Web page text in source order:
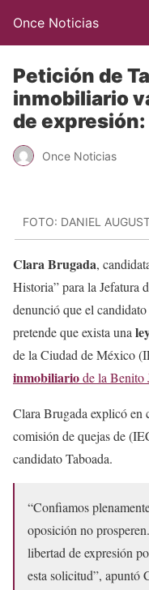
Once Noticias
Petición de
inmobiliario
de
Once Noticias
FOTO: DANIEL
Clara Brugada,
Historia” para la Jefatura
denunció que el
pretende que exista una
de la Ciudad de México
inmobiliariode la Benito
Clara Brugada explicó en
comisión de quejas de
candidato Taboada.
“Confiamos
oposición no
libertad de expresión
esta solicitud”, apuntó